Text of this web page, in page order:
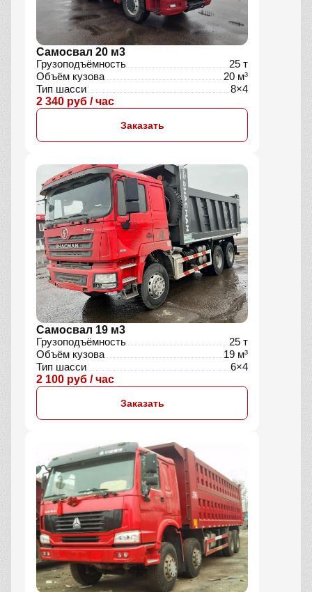
Самосвал 20 м3
Грузоподъёмность
25 т
Объём кузова
20 м³
Тип шасси
8×4
2 340 руб / час
Заказать
Самосвал 19 м3
Грузоподъёмность
25 т
Объём кузова
19 м³
Тип шасси
6×4
2 100 руб / час
Заказать